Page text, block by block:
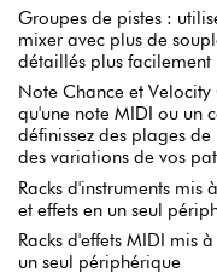
Limiter revu avec modes
avec Bass Shaper pour un
AMÉLIORATIONS DE
Utilisez votre clavier pour
ajustez vélocité,
GAMMES ET TONALITÉS
Créez des idées qui
Groupes de pistes :
mixer avec plus de
détaillés plus facilement
Note Chance et
qu'une note MIDI ou un
définissez des plages
des variations de vos
Racks d'instruments mis
et effets en un seul
Racks d'effets MIDI mis
un seul périphérique